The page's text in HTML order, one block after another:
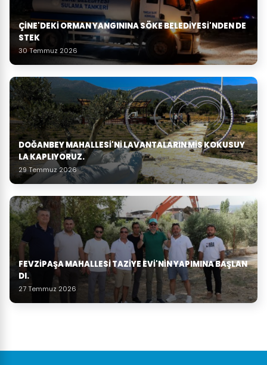
ÇINE'DEKI ORMAN YANGININA SÖKE BELEDIYESI'NDEN DE
STEK
30 Temmuz 2026
DOĞANBEY MAHALLESI'NI LAVANTALARIN MIS KOKUSUY
LA KAPLIYORUZ.
29 Temmuz 2026
FEVZIPAŞA MAHALLESI TAZIYE EVI'NIN YAPIMINA BAŞLAN
DI.
27 Temmuz 2026